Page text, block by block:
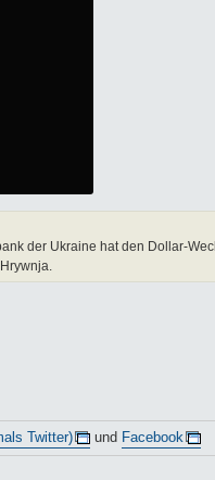
der Ukraine hat den Dollar-
Twitter) und Facebook